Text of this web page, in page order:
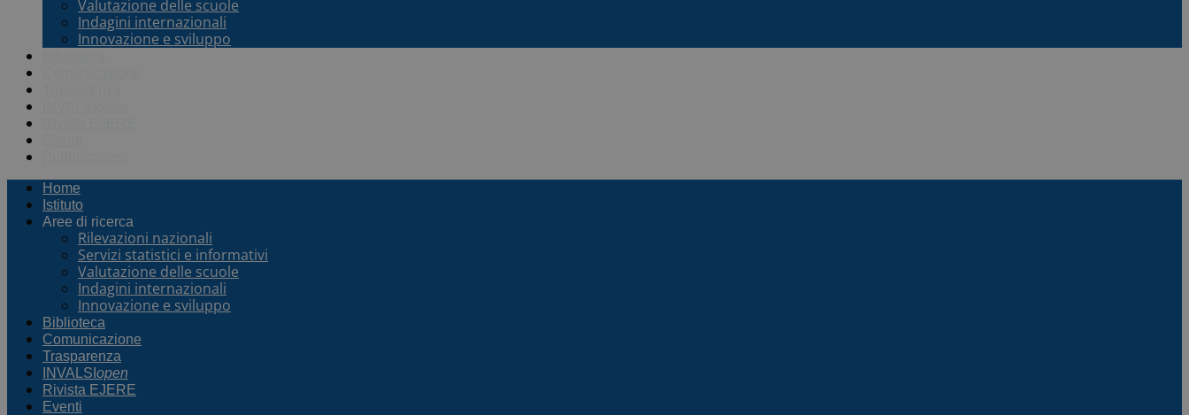
Valutazione delle scuole
Indagini internazionali
Innovazione e sviluppo
Home
Istituto
Aree di ricerca
Rilevazioni nazionali
Servizi statistici e informativi
Valutazione delle scuole
Indagini internazionali
Innovazione e sviluppo
Biblioteca
Comunicazione
Trasparenza
INVALSI open
Rivista EJERE
Eventi